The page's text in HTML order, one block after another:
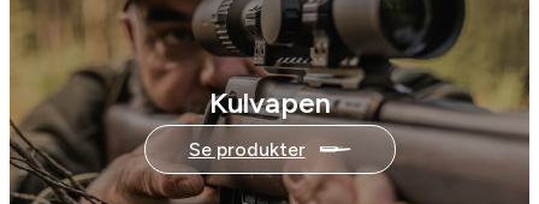
Kulvapen
Se produkter